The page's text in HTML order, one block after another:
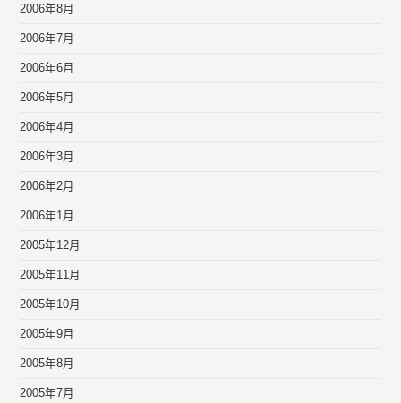
2006年8月
2006年7月
2006年6月
2006年5月
2006年4月
2006年3月
2006年2月
2006年1月
2005年12月
2005年11月
2005年10月
2005年9月
2005年8月
2005年7月